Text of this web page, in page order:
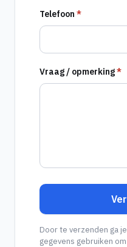
Telefoon *
Vraag / opmerking*
Door te verzenden ga
gegevens gebruiken